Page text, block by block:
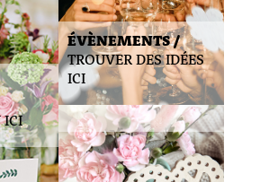
ÉVÈNEMENTS /
TROUVER DES IDÉES
ICI
ICI